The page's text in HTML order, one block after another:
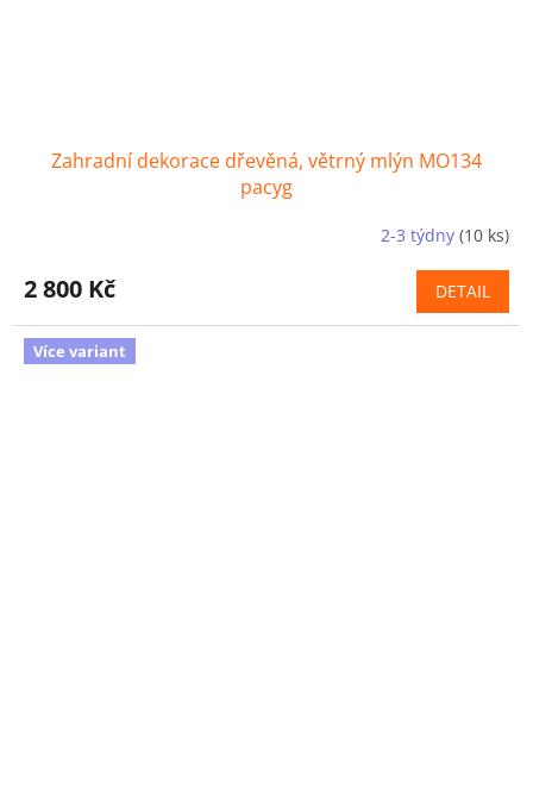
Zahradní dekorace dřevěná, větrný mlýn MO134
pacyg
2-3 týdny (10 ks)
2 800 Kč DETAIL
Více variant